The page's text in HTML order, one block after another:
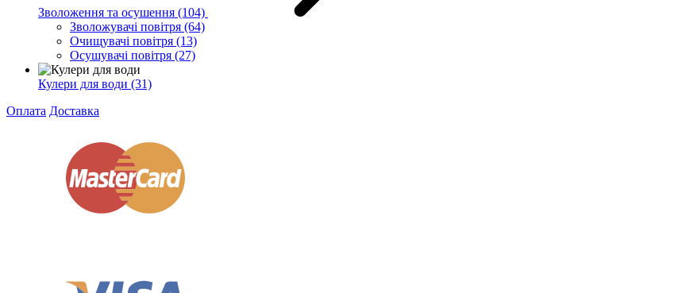
Зволоження та осушення (104)
Зволожувачі повітря (64)
Очищувачі повітря (13)
Осушувачі повітря (27)
Кулери для води (31)
Оплата Доставка